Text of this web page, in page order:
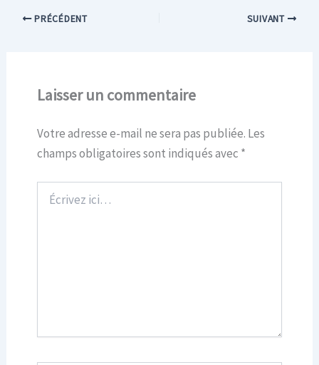
PRÉCÉDENT SUIVANT
Laisser un commentaire
Votre adresse e-mail ne sera pas publiée. Les
champs obligatoires sont indiqués avec *
ici…